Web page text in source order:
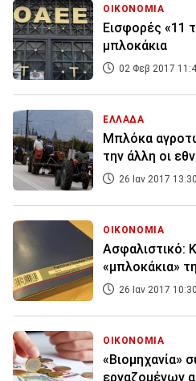
ΟΙΚΟΝΟΜΙΑ
Εισφορές «11
μπλοκάκια
02 Φεβ 2017
ΕΛΛΑΔΑ
Μπλόκα
την άλλη οι
26 Ιαν 2017 13:30
ΟΙΚΟΝΟΜΙΑ
Ασφαλιστικό:
«μπλοκάκια»
26 Ιαν 2017 10:30
ΟΙΚΟΝΟΜΙΑ
«Βιομηχανία»
εργαζομένων